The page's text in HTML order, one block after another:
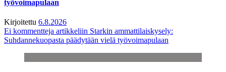
työvoimapulaan
Kirjoitettu 6.8.2026
Ei kommentteja artikkeliin Starkin ammattilaiskysely:
Suhdannekuopasta päädytään vielä työvoimapulaan